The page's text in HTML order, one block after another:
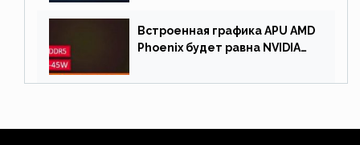
Встроенная графика APU AMD
Phoenix будет равна NVIDIA